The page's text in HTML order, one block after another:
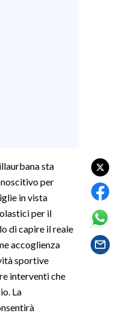
sta
per
in vista
per il
di capire il reale
accoglienza
sportive
interventi che
La